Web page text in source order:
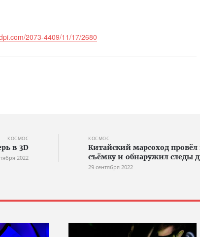
2073-4409/11/17/2680
КОСМОС
в 3D
2022
КОСМОС
Китайский марсоход
съёмку и обнаружил следы
29 сентября 2022